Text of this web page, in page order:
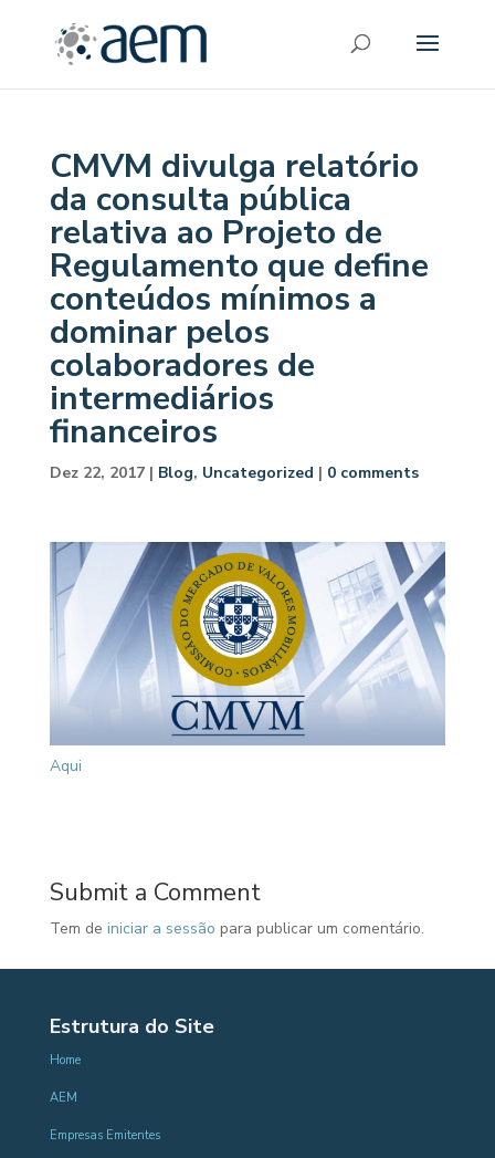
CMVM divulga relatório
da consulta pública
relativa ao Projeto de
Regulamento que define
conteúdos mínimos a
dominar pelos
colaboradores de
intermediários
financeiros
Dez 22, 2017| Blog, Uncategorized | 0 comments
Aqui
Submit a Comment
Tem de iniciar a sessão para publicar um comentário.
Estrutura do Site
Home
AEM
Empresas Emitentes